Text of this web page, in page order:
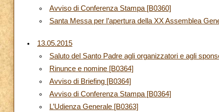
Avviso di Conferenza Stampa [B0360]
Santa Messa per l’apertura della XX Assemblea
13.05.2015
Saluto del Santo Padre agli organizzatori e agli
Rinunce e nomine [B0364]
Avviso di Briefing [B0364]
Avviso di Conferenza Stampa [B0364]
L’Udienza Generale [B0363]